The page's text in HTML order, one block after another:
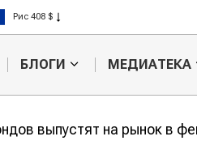
Рис 408 $
Пшеница 423 $
БЛОГИ МЕДИАТЕКА
выпустят на рынок в